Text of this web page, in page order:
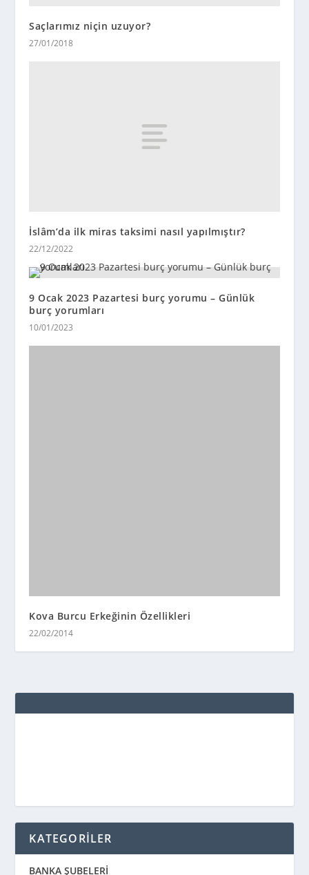
Saçlarımız niçin uzuyor?
27/01/2018
İslâm’da ilk miras taksimi nasıl yapılmıştır?
22/12/2022
9 Ocak 2023 Pazartesi burç yorumu – Günlük
burç yorumları
10/01/2023
KATEGORİLER
BANKA ŞUBELERİ
Futbol
GENEL BİLGİLER